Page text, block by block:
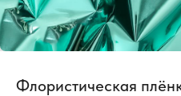
Флористическая